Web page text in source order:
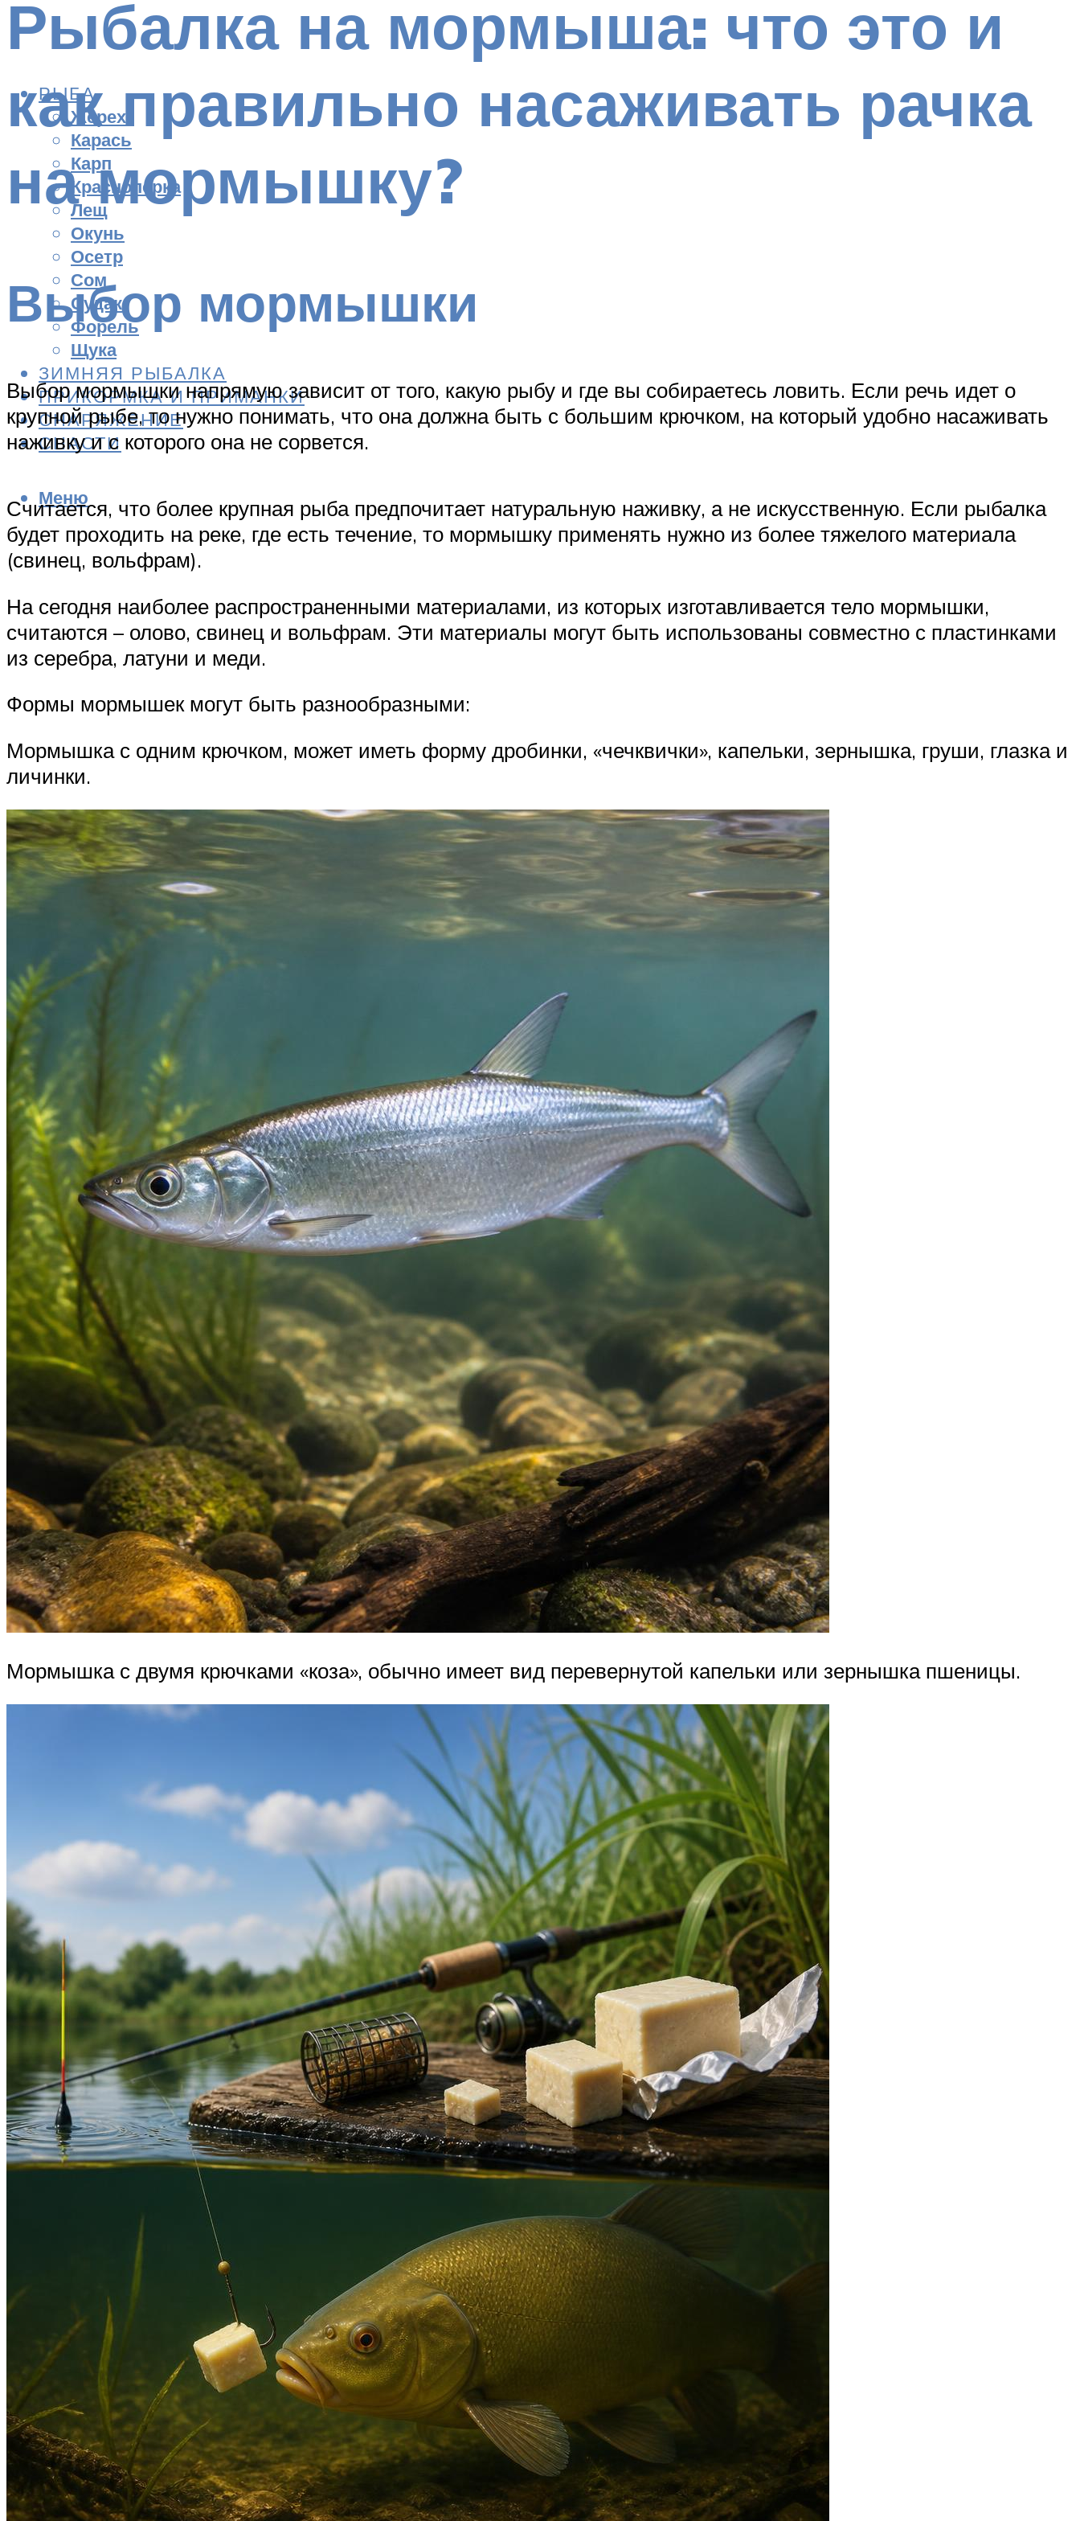
РЫБА
Жерех
Карась
Карп
Красноперка
Лещ
Окунь
Осетр
Сом
Судак
Форель
Щука
ЗИМНЯЯ РЫБАЛКА
ПРИКОРМКА И ПРИМАНКИ
СНАРЯЖЕНИЕ
СНАСТИ
Меню
Рыбалка на мормыша: что это и
как правильно насаживать рачка
на мормышку?
Выбор мормышки
Выбор мормышки напрямую зависит от того, какую рыбу и где вы собираетесь ловить. Если речь идет о
крупной рыбе, то нужно понимать, что она должна быть с большим крючком, на который удобно насаживать
наживку и с которого она не сорвется.
Считается, что более крупная рыба предпочитает натуральную наживку, а не искусственную. Если рыбалка
будет проходить на реке, где есть течение, то мормышку применять нужно из более тяжелого материала
(свинец, вольфрам).
На сегодня наиболее распространенными материалами, из которых изготавливается тело мормышки,
считаются – олово, свинец и вольфрам. Эти материалы могут быть использованы совместно с пластинками
из серебра, латуни и меди.
Формы мормышек могут быть разнообразными:
Мормышка с одним крючком, может иметь форму дробинки, «чечквички», капельки, зернышка, груши, глазка и
личинки.
Мормышка с двумя крючками «коза», обычно имеет вид перевернутой капельки или зернышка пшеницы.